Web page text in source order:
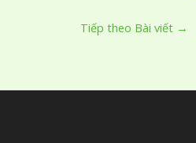
Tiếp theo Bài viết →